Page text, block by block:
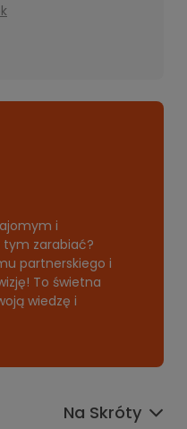
i
zarabiać?
partnerskiego i
To świetna
wiedzę i
Na Skróty